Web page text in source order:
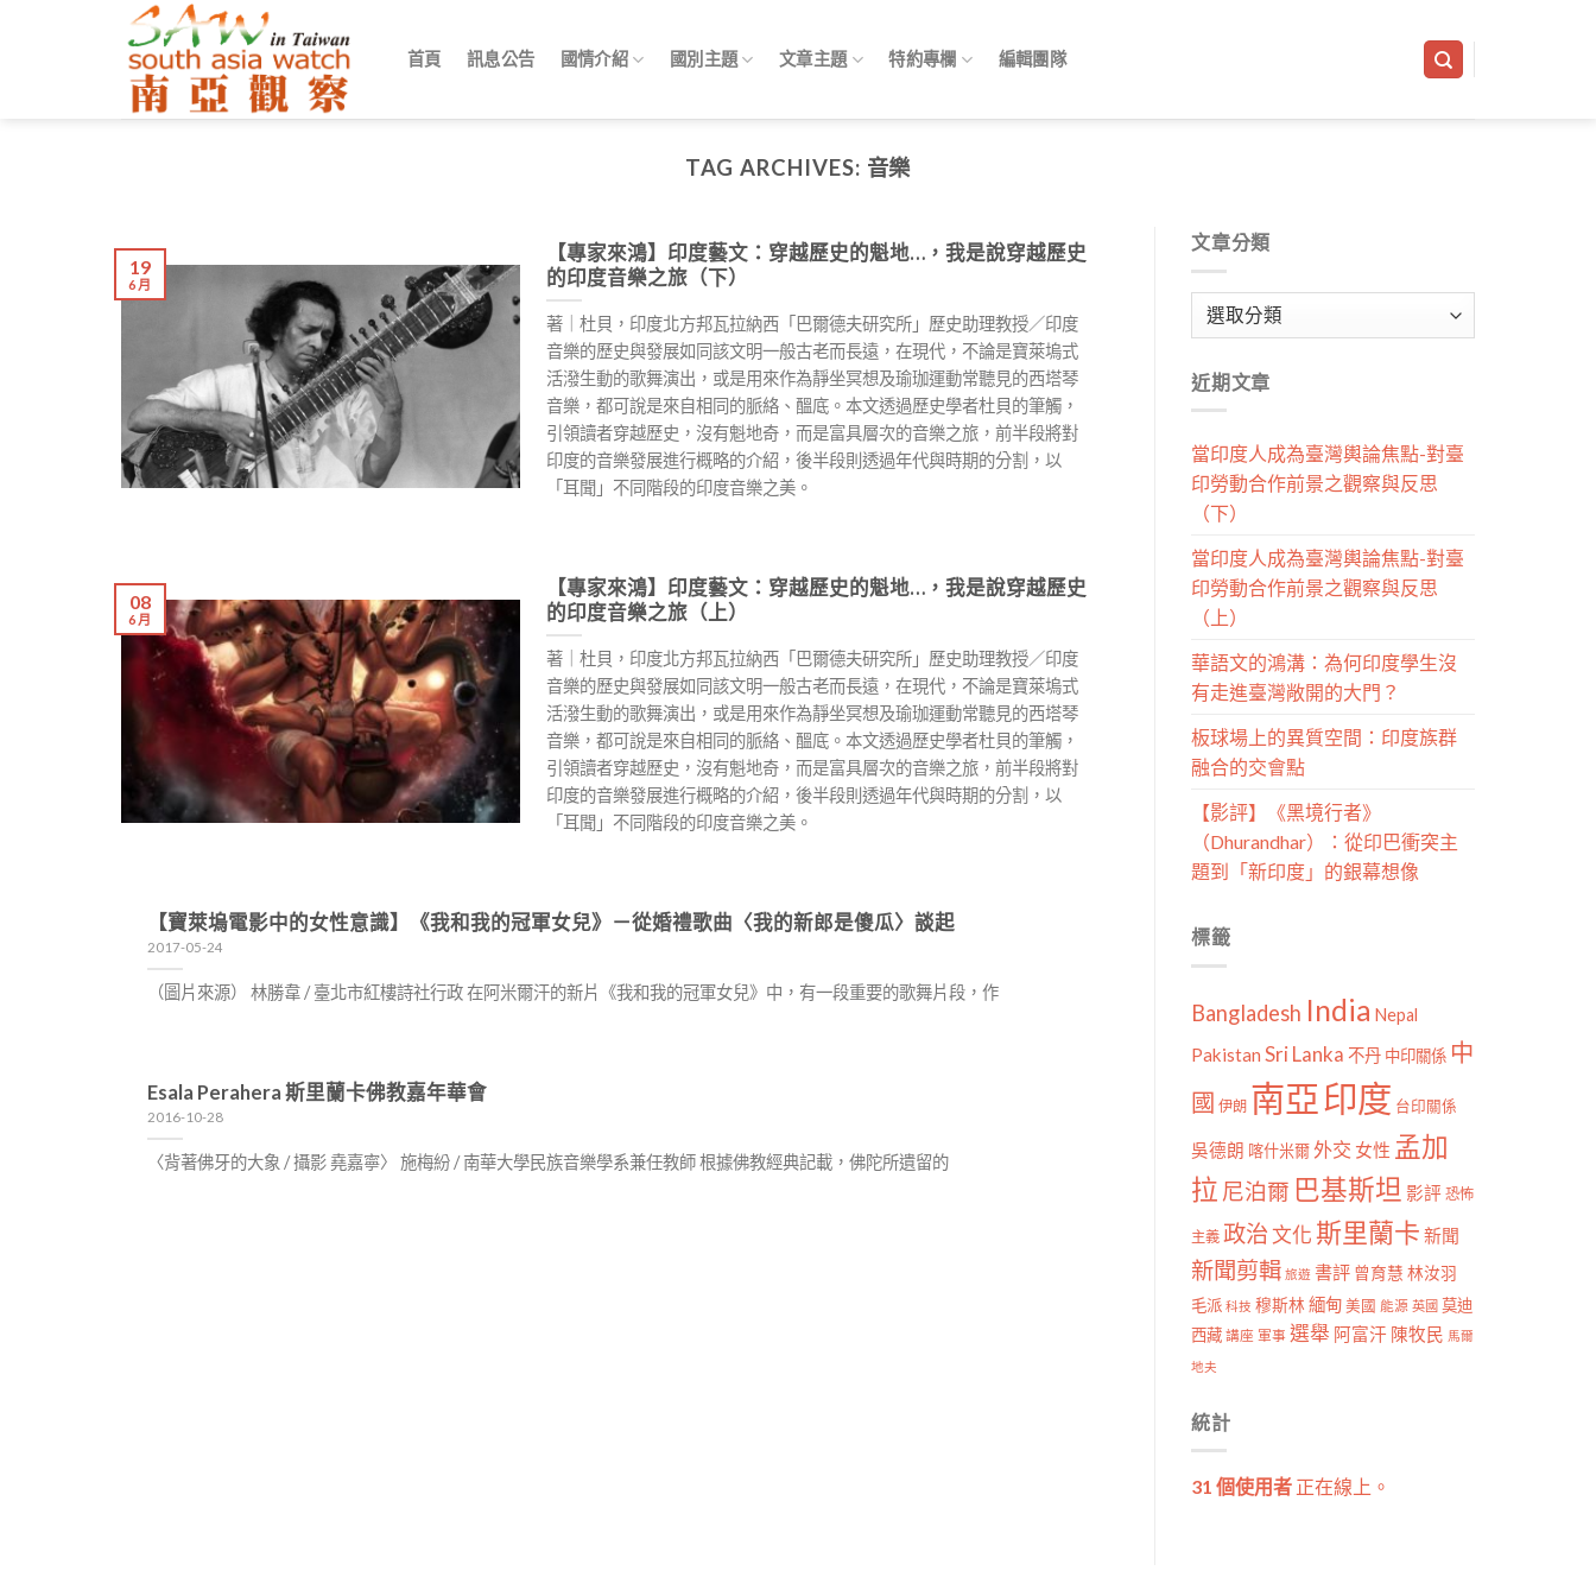
首頁 訊息公告 國情介紹 國別主題 文章主題 特約專欄 編輯團隊
TAG ARCHIVES: 音樂
【專家來鴻】印度藝文：穿越歷史的魁地…，我是說穿越歷史
的印度音樂之旅（下）
著｜杜貝，印度北方邦瓦拉納西「巴爾德夫研究所」歷史助理教授／印度
音樂的歷史與發展如同該文明一般古老而長遠，在現代，不論是寶萊塢式
活潑生動的歌舞演出，或是用來作為靜坐冥想及瑜珈運動常聽見的西塔琴
音樂，都可說是來自相同的脈絡、醞底。本文透過歷史學者杜貝的筆觸，
引領讀者穿越歷史，沒有魁地奇，而是富具層次的音樂之旅，前半段將對
印度的音樂發展進行概略的介紹，後半段則透過年代與時期的分割，以
「耳聞」不同階段的印度音樂之美。
19
6 月
【專家來鴻】印度藝文：穿越歷史的魁地…，我是說穿越歷史
的印度音樂之旅（上）
著｜杜貝，印度北方邦瓦拉納西「巴爾德夫研究所」歷史助理教授／印度
音樂的歷史與發展如同該文明一般古老而長遠，在現代，不論是寶萊塢式
活潑生動的歌舞演出，或是用來作為靜坐冥想及瑜珈運動常聽見的西塔琴
音樂，都可說是來自相同的脈絡、醞底。本文透過歷史學者杜貝的筆觸，
引領讀者穿越歷史，沒有魁地奇，而是富具層次的音樂之旅，前半段將對
印度的音樂發展進行概略的介紹，後半段則透過年代與時期的分割，以
「耳聞」不同階段的印度音樂之美。
08
6 月
【寶萊塢電影中的女性意識】《我和我的冠軍女兒》－從婚禮歌曲〈我的新郎是傻瓜〉談起
2017-05-24
（圖片來源） 林勝韋 / 臺北市紅樓詩社行政 在阿米爾汗的新片《我和我的冠軍女兒》中，有一段重要的歌舞片段，作
Esala Perahera 斯里蘭卡佛教嘉年華會
2016-10-28
〈背著佛牙的大象 / 攝影 堯嘉寧〉 施梅紛 / 南華大學民族音樂學系兼任教師 根據佛教經典記載，佛陀所遺留的
文章分類
類
近期文章
當印度人成為臺灣輿論焦點-對臺
印勞動合作前景之觀察與反思
（下）
當印度人成為臺灣輿論焦點-對臺
印勞動合作前景之觀察與反思
（上）
華語文的鴻溝：為何印度學生沒
有走進臺灣敞開的大門？
板球場上的異質空間：印度族群
融合的交會點
【影評】《黑境行者》
（Dhurandhar）：從印巴衝突主
題到「新印度」的銀幕想像
標籤
Bangladesh India Nepal
Pakistan Sri Lanka 不丹 中印關係 中
國 伊朗 南亞印度 台印關係
吳德朗 喀什米爾外交 女性 孟加
拉 尼泊爾 巴基斯坦 影評 恐怖
主義 政治文化斯里蘭卡 新聞
新聞剪輯 旅遊 書評 曾育慧 林汝羽
毛派 科技 穆斯林 緬甸 美國 能源 英國 莫迪
西藏 講座 軍事 選舉 阿富汗 陳牧民 馬爾
地夫
統計
31 個使用者 正在線上。